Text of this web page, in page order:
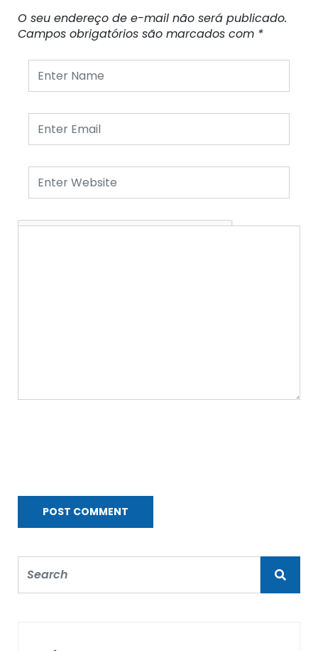
O seu endereço de e-mail não será publicado.
Campos obrigatórios são marcados com *